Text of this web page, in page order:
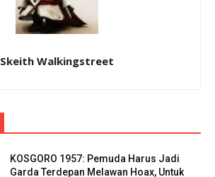
Skeith Walkingstreet
KOSGORO 1957: Pemuda Harus Jadi
Garda Terdepan Melawan Hoax, Untuk